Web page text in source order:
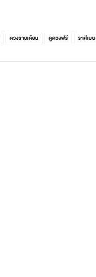
ดวงรายเดือน ดูดวงฟรี ราศีเมษ